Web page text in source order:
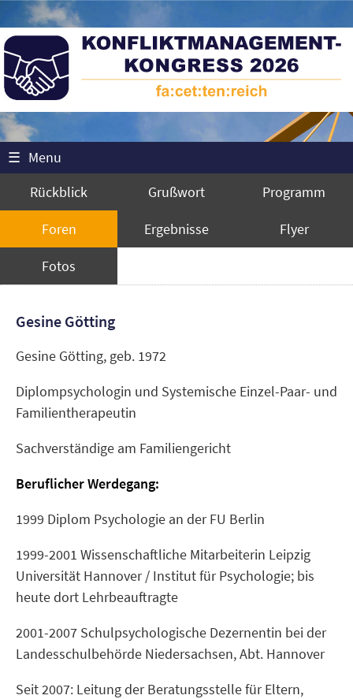
☰ Menu
Rückblick
Grußwort Programm
Foren Ergebnisse Flyer
Fotos
Gesine Götting
Gesine Götting, geb. 1972
Diplompsychologin und Systemische Einzel-Paar- und
Familientherapeutin
Sachverständige am Familiengericht
Beruflicher Werdegang:
1999 Diplom Psychologie an der FU Berlin
1999-2001 Wissenschaftliche Mitarbeiterin Leipzig
Universität Hannover / Institut für Psychologie; bis
heute dort Lehrbeauftragte
2001-2007 Schulpsychologische Dezernentin bei der
Landesschulbehörde Niedersachsen, Abt. Hannover
Seit 2007: Leitung der Beratungsstelle für Eltern,